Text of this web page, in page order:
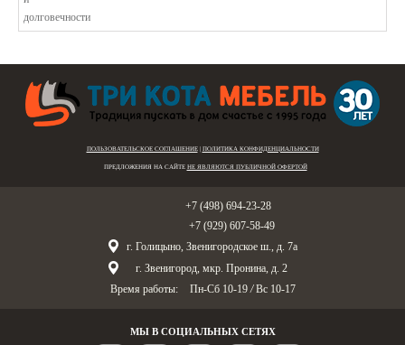
ПОЛЬЗОВАТЕЛЬСКОЕ СОГЛАШЕНИЕ| ПОЛИТИКА КОНФИДЕНЦИАЛЬНОСТИ
ПРЕДЛОЖЕНИЯ НА САЙТЕ НЕ ЯВЛЯЮТСЯ ПУБЛИЧНОЙ ОФЕРТОЙ
+7 (498) 694-23-28
+7 (929) 607-58-49
г. Голицыно, Звенигородское ш., д. 7а
г. Звенигород, мкр. Пронина, д. 2
Время работы:
Пн-Сб 10-19 / Вс 10-17
МЫ В СОЦИАЛЬНЫХ СЕТЯХ